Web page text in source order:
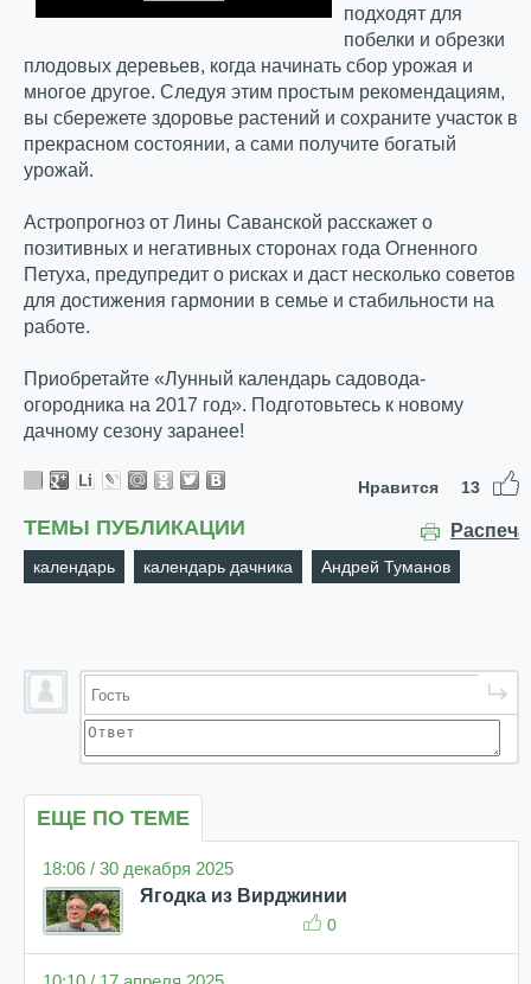
подходят для
побелки и обрезки
плодовых деревьев, когда начинать сбор урожая и
многое другое. Следуя этим простым рекомендациям,
вы сбережете здоровье растений и сохраните участок в
прекрасном состоянии, а сами получите богатый
урожай.
Астропрогноз от Лины Саванской расскажет о
позитивных и негативных сторонах года Огненного
Петуха, предупредит о рисках и даст несколько советов
для достижения гармонии в семье и стабильности на
работе.
Приобретайте «Лунный календарь садовода-
огородника на 2017 год». Подготовьтесь к новому
дачному сезону заранее!
Нравится 13
ТЕМЫ ПУБЛИКАЦИИ
календарь календарь дачника Андрей Туманов
ЕЩЕ ПО ТЕМЕ
18:06 / 30 декабря 2025
Ягодка из Вирджинии
0